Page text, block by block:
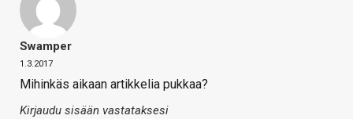
Swamper
1.3.2017
Mihinkäs aikaan artikkelia pukkaa?
Kirjaudu sisään vastataksesi